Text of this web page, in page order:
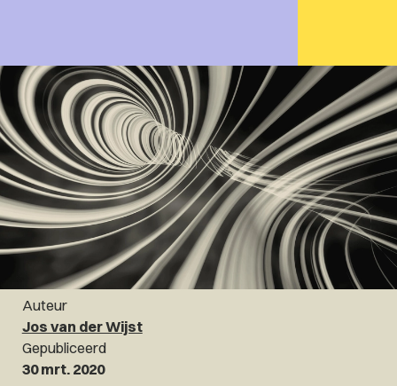
Auteur
Jos van der Wijst
Gepubliceerd
30 mrt. 2020